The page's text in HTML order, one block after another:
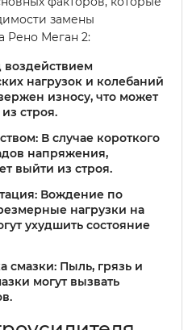
замены
Рено Меган 2:
воздействием
нагрузок и колебаний
износу, что может
строя.
В случае короткого
напряжения,
выйти из строя.
Вождение по
нагрузки на
ухудшить состояние
смазки: Пыль, грязь и
могут вызвать